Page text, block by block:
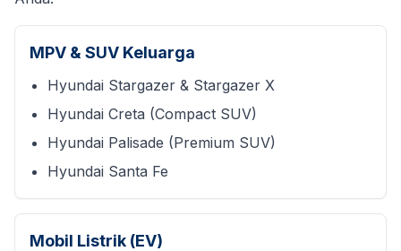
MPV & SUV Keluarga
Hyundai Stargazer & Stargazer X
Hyundai Creta (Compact SUV)
Hyundai Palisade (Premium SUV)
Hyundai Santa Fe
Mobil Listrik (EV)